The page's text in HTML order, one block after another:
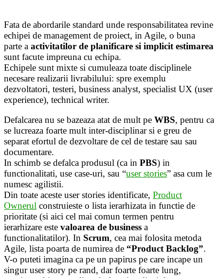
Fata de abordarile standard unde responsabilitatea revine
echipei de management de proiect, in Agile, o buna
parte a activitatilor de planificare si implicit estimarea
sunt facute impreuna cu echipa.
Echipele sunt mixte si cumuleaza toate disciplinele
necesare realizarii livrabilului: spre exemplu
dezvoltatori, testeri, business analyst, specialist UX (user
experience), technical writer.
Defalcarea nu se bazeaza atat de mult pe WBS, pentru ca
se lucreaza foarte mult inter-disciplinar si e greu de
separat efortul de dezvoltare de cel de testare sau sau
documentare.
In schimb se defalca produsul (ca in PBS) in
functionalitati, use case-uri, sau “user stories” asa cum le
numesc agilistii.
Din toate aceste user stories identificate, Product
Ownerul construieste o lista ierarhizata in functie de
prioritate (si aici cel mai comun termen pentru
ierarhizare este valoarea de business a
functionalitatilor). In Scrum, cea mai folosita metoda
Agile, lista poarta de numirea de “Product Backlog”.
V-o puteti imagina ca pe un papirus pe care incape un
singur user story pe rand, dar foarte foarte lung,